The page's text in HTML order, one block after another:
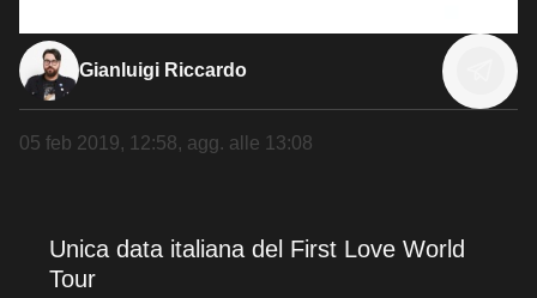
Gianluigi Riccardo
05 feb 2019, 12:58, agg. alle 13:08
Unica data italiana del First Love World
Tour